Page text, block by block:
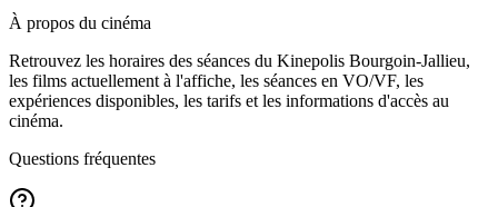
À propos du cinéma
Retrouvez les horaires des séances du Kinepolis Bourgoin-Jallieu,
les films actuellement à l'affiche, les séances en VO/VF, les
expériences disponibles, les tarifs et les informations d'accès au
cinéma.
Questions fréquentes